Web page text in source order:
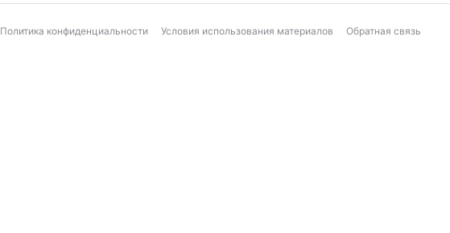
Политика конфиденциальности Условия использования материалов Обратная связь